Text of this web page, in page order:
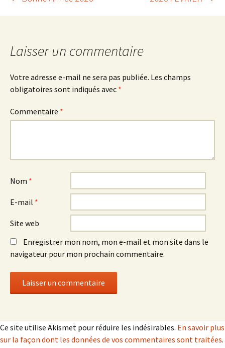
articles
Laisser un commentaire
Votre adresse e-mail ne sera pas publiée. Les champs
obligatoires sont indiqués avec *
Commentaire *
Nom *
E-mail *
Site web
Enregistrer mon nom, mon e-mail et mon site dans le
navigateur pour mon prochain commentaire.
Ce site utilise Akismet pour réduire les indésirables. En savoir plus
sur la façon dont les données de vos commentaires sont traitées.